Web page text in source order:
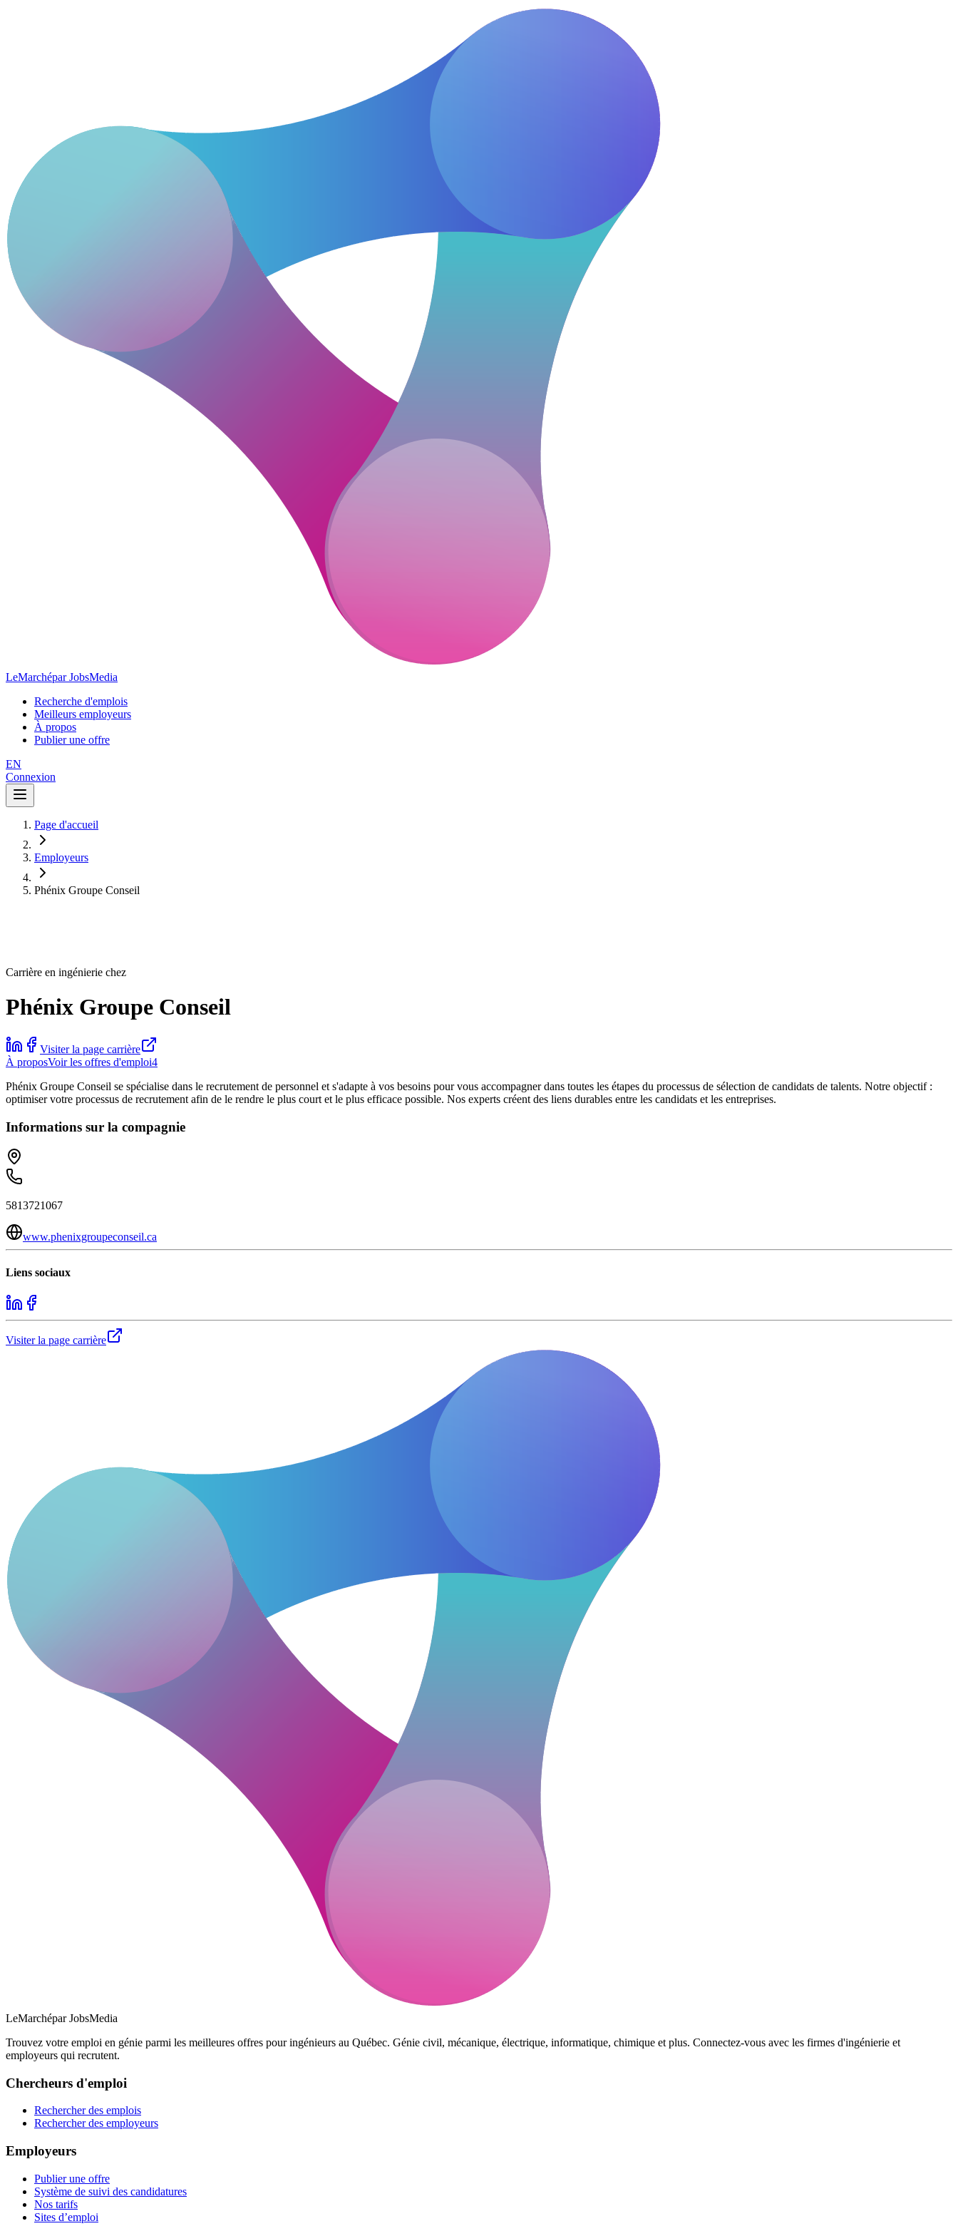
LeMarchépar JobsMedia
Recherche d'emplois
Meilleurs employeurs
À propos
Publier une offre
EN
Connexion
Page d'accueil
Employeurs
Phénix Groupe Conseil
Carrière en ingénierie chez
Phénix Groupe Conseil
Visiter la page carrière
À proposVoir les offres d'emploi4
Phénix Groupe Conseil se spécialise dans le recrutement de personnel et s'adapte à vos besoins pour vous accompagner dans toutes les étapes du processus de sélection de candidats de talents. Notre objectif :
optimiser votre processus de recrutement afin de le rendre le plus court et le plus efficace possible. Nos experts créent des liens durables entre les candidats et les entreprises.
Informations sur la compagnie
5813721067
www.phenixgroupeconseil.ca
Liens sociaux
Visiter la page carrière
LeMarchépar JobsMedia
Trouvez votre emploi en génie parmi les meilleures offres pour ingénieurs au Québec. Génie civil, mécanique, électrique, informatique, chimique et plus. Connectez-vous avec les firmes d'ingénierie et
employeurs qui recrutent.
Chercheurs d'emploi
Rechercher des emplois
Rechercher des employeurs
Employeurs
Publier une offre
Système de suivi des candidatures
Nos tarifs
Sites d’emploi